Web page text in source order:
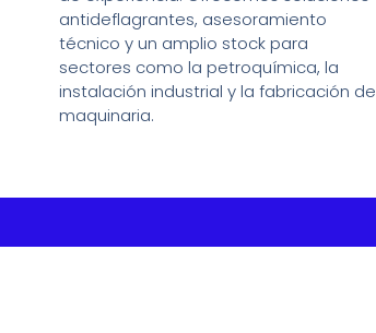
antideflagrantes, asesoramiento
técnico y un amplio stock para
sectores como la petroquímica, la
instalación industrial y la fabricación de
maquinaria.